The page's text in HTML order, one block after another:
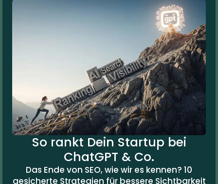
So rankt Dein Startup bei
ChatGPT & Co.
Das Ende von SEO, wie wir es kennen? 10
gesicherte Strategien für bessere Sichtbarkeit